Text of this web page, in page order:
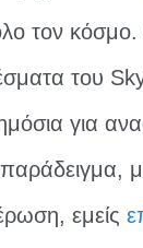
τον κόσμο.
του
για
εμείς